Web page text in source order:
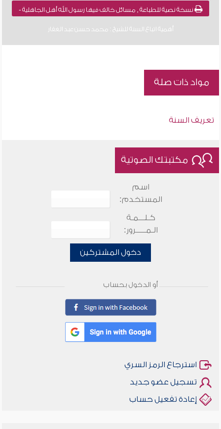
نسخة نصية للطباعة , مسائل خالف فيها رسول الله أهل الجاهلية -
أهمية اتباع السنة للشيخ : محمد حسن عبد الغفار
مواد ذات صلة
تعريف السنة
مكتبتك الصوتية
اسم
المستخدم:
كـلـــمـة
الـمـــــرور:
دخول المشتركين
أو الدخول بحساب
استرجاع الرمز السري
تسجيل عضو جديد
إعادة تفعيل حساب